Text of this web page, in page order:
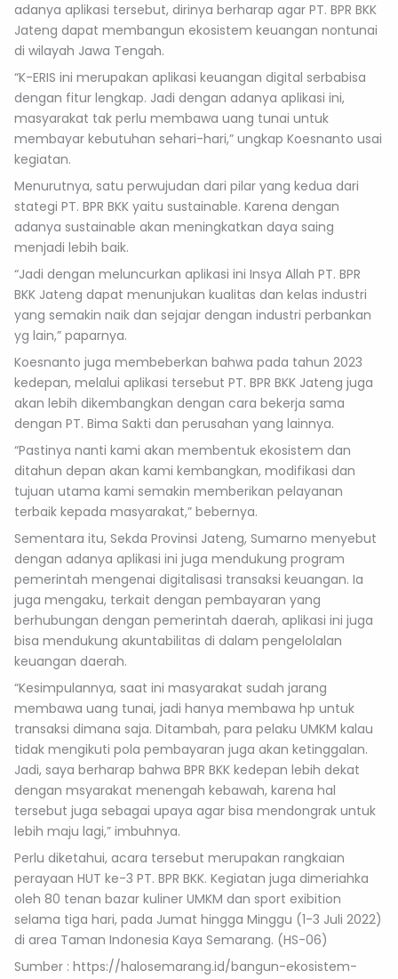
adanya aplikasi tersebut, dirinya berharap agar PT. BPR BKK
Jateng dapat membangun ekosistem keuangan nontunai
di wilayah Jawa Tengah.
“K-ERIS ini merupakan aplikasi keuangan digital serbabisa
dengan fitur lengkap. Jadi dengan adanya aplikasi ini,
masyarakat tak perlu membawa uang tunai untuk
membayar kebutuhan sehari-hari,” ungkap Koesnanto usai
kegiatan.
Menurutnya, satu perwujudan dari pilar yang kedua dari
stategi PT. BPR BKK yaitu sustainable. Karena dengan
adanya sustainable akan meningkatkan daya saing
menjadi lebih baik.
“Jadi dengan meluncurkan aplikasi ini Insya Allah PT. BPR
BKK Jateng dapat menunjukan kualitas dan kelas industri
yang semakin naik dan sejajar dengan industri perbankan
yg lain,” paparnya.
Koesnanto juga membeberkan bahwa pada tahun 2023
kedepan, melalui aplikasi tersebut PT. BPR BKK Jateng juga
akan lebih dikembangkan dengan cara bekerja sama
dengan PT. Bima Sakti dan perusahan yang lainnya.
“Pastinya nanti kami akan membentuk ekosistem dan
ditahun depan akan kami kembangkan, modifikasi dan
tujuan utama kami semakin memberikan pelayanan
terbaik kepada masyarakat,” bebernya.
Sementara itu, Sekda Provinsi Jateng, Sumarno menyebut
dengan adanya aplikasi ini juga mendukung program
pemerintah mengenai digitalisasi transaksi keuangan. Ia
juga mengaku, terkait dengan pembayaran yang
berhubungan dengan pemerintah daerah, aplikasi ini juga
bisa mendukung akuntabilitas di dalam pengelolalan
keuangan daerah.
“Kesimpulannya, saat ini masyarakat sudah jarang
membawa uang tunai, jadi hanya membawa hp untuk
transaksi dimana saja. Ditambah, para pelaku UMKM kalau
tidak mengikuti pola pembayaran juga akan ketinggalan.
Jadi, saya berharap bahwa BPR BKK kedepan lebih dekat
dengan msyarakat menengah kebawah, karena hal
tersebut juga sebagai upaya agar bisa mendongrak untuk
lebih maju lagi,” imbuhnya.
Perlu diketahui, acara tersebut merupakan rangkaian
perayaan HUT ke-3 PT. BPR BKK. Kegiatan juga dimeriahka
oleh 80 tenan bazar kuliner UMKM dan sport exibition
selama tiga hari, pada Jumat hingga Minggu (1-3 Juli 2022)
di area Taman Indonesia Kaya Semarang. (HS-06)
Sumber : https://halosemarang.id/bangun-ekosistem-